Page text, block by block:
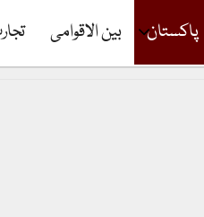
پاکستان بین الاقوامی